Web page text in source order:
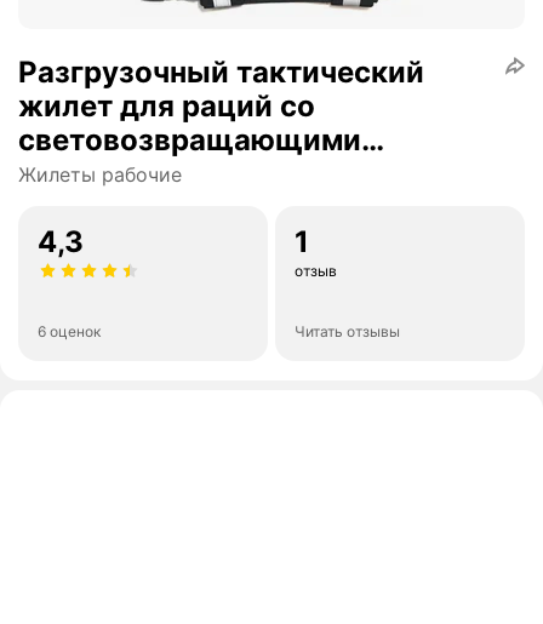
Разгрузочный тактический
жилет для раций со
световозвращающими
полосками
Жилеты рабочие
4,3
6 оценок
1
отзыв
Читать отзывы